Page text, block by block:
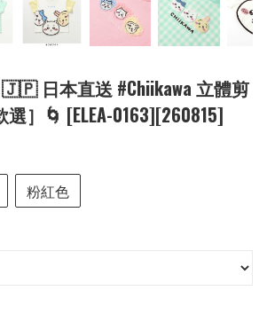
🇯🇵 日本直送 #Chiikawa 立體剪
］🌀 [ELEA-0163][260815]
粉紅色